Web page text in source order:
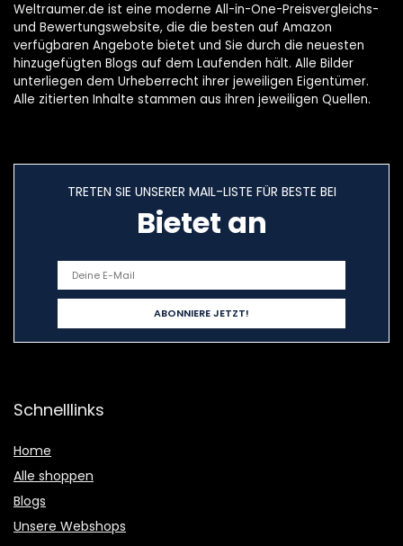
Weltraumer.de ist eine moderne All-in-One-Preisvergleichs-
und Bewertungswebsite, die die besten auf Amazon
verfügbaren Angebote bietet und Sie durch die neuesten
hinzugefügten Blogs auf dem Laufenden hält. Alle Bilder
unterliegen dem Urheberrecht ihrer jeweiligen Eigentümer.
Alle zitierten Inhalte stammen aus ihren jeweiligen Quellen.
TRETEN SIE UNSERER MAIL-LISTE FÜR BESTE BEI
Bietet an
Schnelllinks
Home
Alle shoppen
Blogs
Unsere Webshops